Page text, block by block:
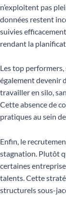
n’exploitent pas
données restent
suivies
rendant la
Les top
également devenir
travailler en silo,
Cette absence de
pratiques au sein
Enfin, le
stagnation. Plutôt
certaines
talents. Cette
structurels sous-